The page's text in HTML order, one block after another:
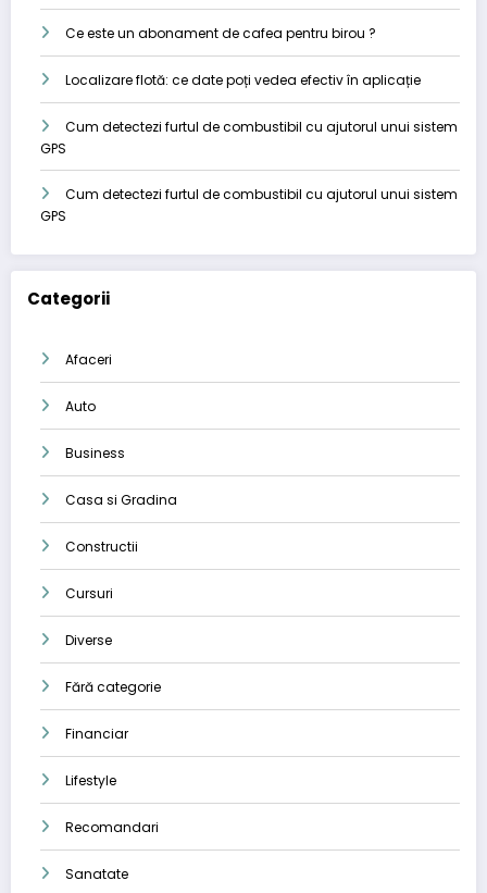
Ce este un abonament de cafea pentru birou ?
Localizare flotă: ce date poți vedea efectiv în aplicație
Cum detectezi furtul de combustibil cu ajutorul unui sistem
GPS
Cum detectezi furtul de combustibil cu ajutorul unui sistem
GPS
Categorii
Afaceri
Auto
Business
Casa si Gradina
Constructii
Cursuri
Diverse
Fără categorie
Financiar
Lifestyle
Recomandari
Sanatate